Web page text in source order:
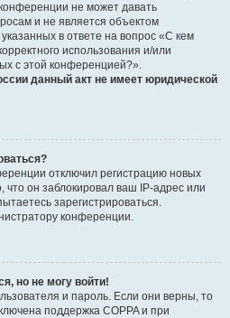
не может давать
и не является объектом
в ответе на вопрос «С кем
использования и/или
с этой конференцией?».
данный акт не имеет юридической
отключил регистрацию новых
что он заблокировал ваш IP-адрес или
зарегистрироваться.
конференции.
но не могу войти!
и пароль. Если они верны, то
поддержка COPPA и при